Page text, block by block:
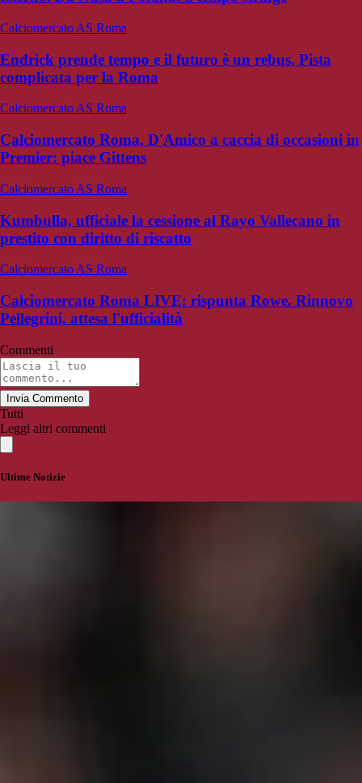
Calciomercato AS Roma
Endrick prende tempo e il futuro è un rebus. Pista
complicata per la Roma
Calciomercato AS Roma
Calciomercato Roma, D'Amico a caccia di occasioni in
Premier: piace Gittens
Calciomercato AS Roma
Kumbulla, ufficiale la cessione al Rayo Vallecano in
prestito con diritto di riscatto
Calciomercato AS Roma
Calciomercato Roma LIVE: rispunta Rowe. Rinnovo
Pellegrini, attesa l'ufficialità
Commenti
Invia Commento
Tutti
Leggi altri commenti
Ultime Notizie